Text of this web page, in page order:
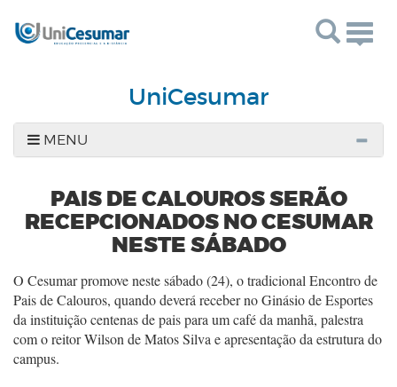
UniCesumar
MENU
PAIS DE CALOUROS SERÃO
RECEPCIONADOS NO CESUMAR
NESTE SÁBADO
O Cesumar promove neste sábado (24), o tradicional Encontro de
Pais de Calouros, quando deverá receber no Ginásio de Esportes
da instituição centenas de pais para um café da manhã, palestra
com o reitor Wilson de Matos Silva e apresentação da estrutura do
campus.